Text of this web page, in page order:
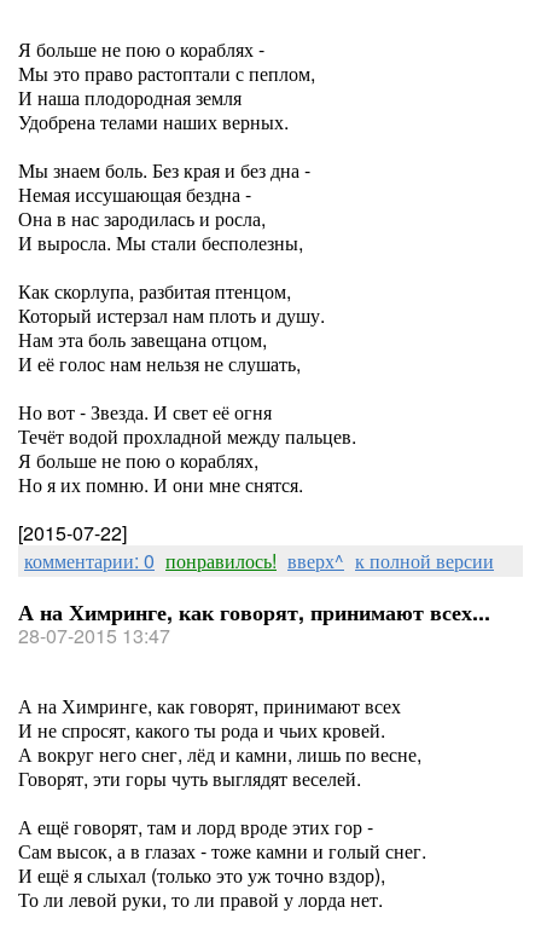
Я больше не пою о кораблях -
Мы это право растоптали с пеплом,
И наша плодородная земля
Удобрена телами наших верных.
Мы знаем боль. Без края и без дна -
Немая иссушающая бездна -
Она в нас зародилась и росла,
И выросла. Мы стали бесполезны,
Как скорлупа, разбитая птенцом,
Который истерзал нам плоть и душу.
Нам эта боль завещана отцом,
И её голос нам нельзя не слушать,
Но вот - Звезда. И свет её огня
Течёт водой прохладной между пальцев.
Я больше не пою о кораблях,
Но я их помню. И они мне снятся.
[2015-07-22]
комментарии: 0 понравилось! вверх^ к полной версии
А на Химринге, как говорят, принимают всех...
28-07-2015 13:47
А на Химринге, как говорят, принимают всех
И не спросят, какого ты рода и чьих кровей.
А вокруг него снег, лёд и камни, лишь по весне,
Говорят, эти горы чуть выглядят веселей.
А ещё говорят, там и лорд вроде этих гор -
Сам высок, а в глазах - тоже камни и голый снег.
И ещё я слыхал (только это уж точно вздор),
То ли левой руки, то ли правой у лорда нет.